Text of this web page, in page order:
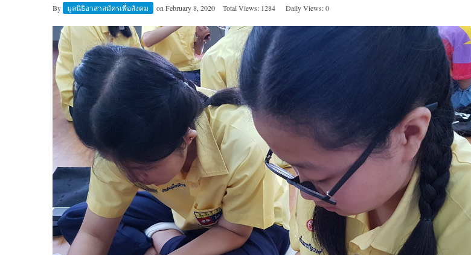
By มูลนิธิอาสาสมัครเพื่อสังคม on February 8, 2020 Total Views: 1284 Daily Views: 0